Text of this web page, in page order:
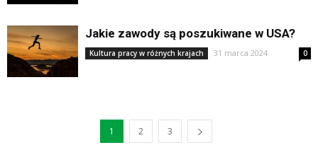
Jakie zawody są poszukiwane w USA?
Kultura pracy w różnych krajach 31 marca 2024 0
1 2 3